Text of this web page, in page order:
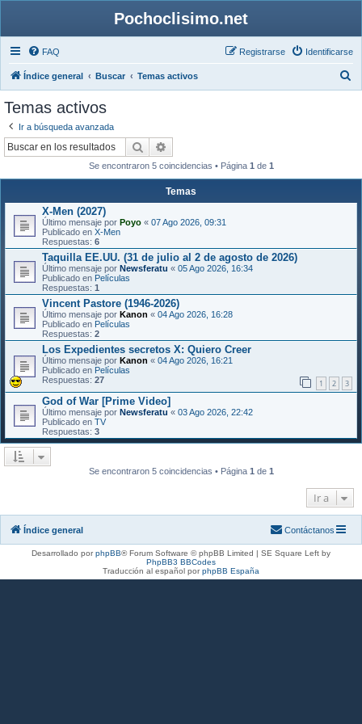
Pochoclisimo.net
FAQ Identificarse
Registrarse
Índice general Buscar Temas activos
Temas activos
Ir a búsqueda avanzada
Buscar
Se encontraron 5 coincidencias • Página 1 de 1
Temas
X-Men (2027)
Último mensaje por Poyo « 07 Ago 2026, 09:31
Publicado en X-Men
Respuestas: 6
Taquilla EE.UU. (31 de julio al 2 de agosto de 2026)
Último mensaje por Newsferatu « 05 Ago 2026, 16:34
Publicado en Películas
Respuestas: 1
Vincent Pastore (1946-2026)
Último mensaje por Kanon « 04 Ago 2026, 16:28
Publicado en Películas
Respuestas: 2
Los Expedientes secretos X: Quiero Creer
Último mensaje por Kanon « 04 Ago 2026, 16:21
Publicado en Películas
Respuestas: 27 1 2 3
God of War [Prime Video]
Último mensaje por Newsferatu « 03 Ago 2026, 22:42
Publicado en TV
Respuestas: 3
Se encontraron 5 coincidencias • Página 1 de 1
Ir a
Índice general Contáctanos
Desarrollado porphpBB® Forum Software © phpBB Limited | SE Square Left by
PhpBB3 BBCodes
Traducción al español porphpBB España